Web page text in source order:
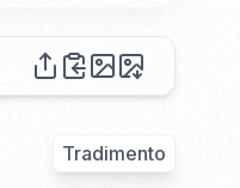
Tradimento